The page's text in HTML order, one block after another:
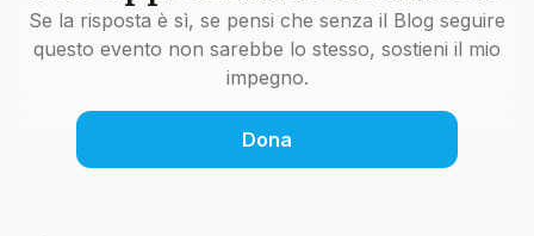
Se la risposta è sì, se pensi che senza il Blog seguire
questo evento non sarebbe lo stesso, sostieni il mio
impegno.
Dona